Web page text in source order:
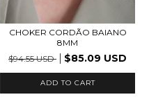
CHOKER CORDÃO BAIANO
8MM
$94.55 USD
$85.09 USD
ADD TO CART